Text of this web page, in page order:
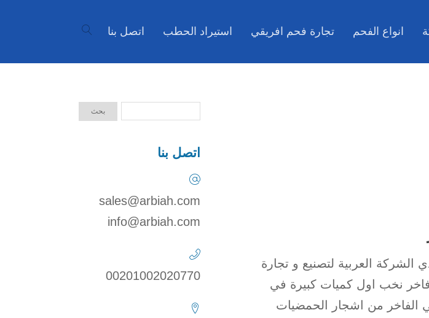
انواع الفحم تجارة فحم افريقي استيراد الحطب اتصل بنا
العربية لتصنيع و تجارة
نخب اول كميات كبيرة في
الفاخر من اشجار الحمضيات
اتصل بنا
sales@arbiah.com
info@arbiah.com
00201002020770